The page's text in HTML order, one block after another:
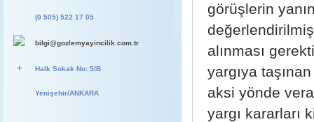
(0 505) 522 17 05
bilgi@gozlemyayincilik.com.tr
+ Halk Sokak No: 5/B
Yenişehir/ANKARA
görüşlerin
alınması
yargıya
aksi yönde
yargı kararları